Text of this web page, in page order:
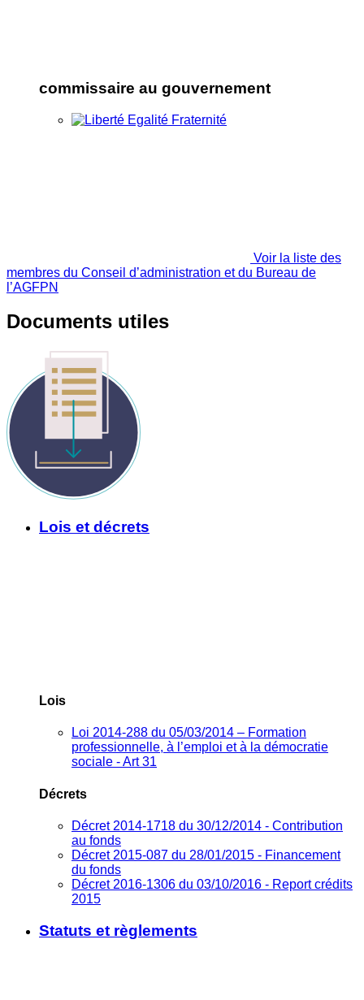
commissaire au gouvernement
Voir la liste des
membres du Conseil d’administration et du Bureau de
l’AGFPN
Documents utiles
Lois et décrets
Lois
Loi 2014-288 du 05/03/2014 – Formation
professionnelle, à l’emploi et à la démocratie
sociale - Art 31
Décrets
Décret 2014-1718 du 30/12/2014 - Contribution
au fonds
Décret 2015-087 du 28/01/2015 - Financement
du fonds
Décret 2016-1306 du 03/10/2016 - Report crédits
2015
Statuts et règlements